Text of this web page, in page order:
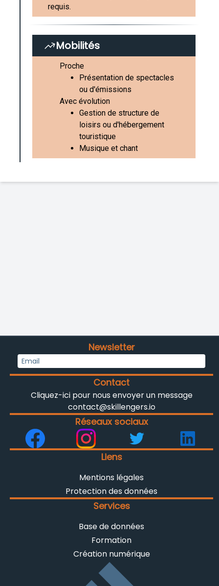
requis.
Mobilités
Proche
Présentation de spectacles
ou d'émissions
Avec évolution
Gestion de structure de
loisirs ou d'hébergement
touristique
Musique et chant
Services
Base de données
Formation
Création numérique
Liens
Mentions légales
Protection des données
Réseaux sociaux
Contact
Cliquez-ici pour nous envoyer un message
contact@skillengers.io
Newsletter